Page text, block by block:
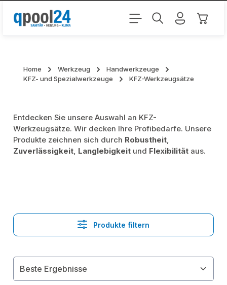
Zum Hauptinhalt springen
Home Werkzeug
Handwerkzeuge
KFZ- und Spezialwerkzeuge
KFZ-Werkzeugsätze
Entdecken Sie unsere Auswahl an KFZ-
Werkzeugsätze. Wir decken Ihre Profibedarfe. Unsere
Produkte zeichnen sich durch Robustheit,
Zuverlässigkeit, Langlebigkeit und Flexibilität aus.
Produkte filtern